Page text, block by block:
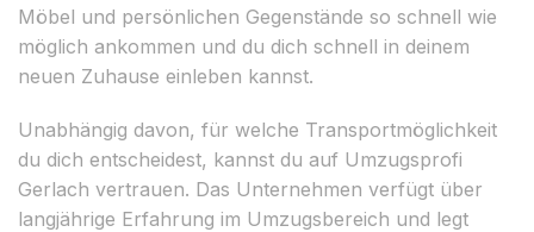
Möbel und persönlichen Gegenstände so schnell wie
möglich ankommen und du dich schnell in deinem
neuen Zuhause einleben kannst.
Unabhängig davon, für welche Transportmöglichkeit
du dich entscheidest, kannst du auf Umzugsprofi
Gerlach vertrauen. Das Unternehmen verfügt über
langjährige Erfahrung im Umzugsbereich und legt